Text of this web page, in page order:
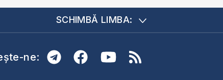
SCHIMBĂ LIMBA:
ne: